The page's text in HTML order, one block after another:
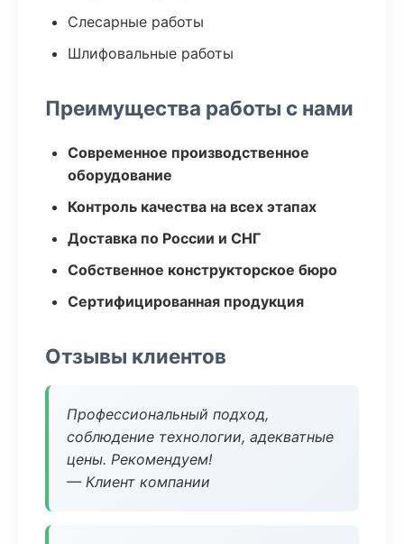
Слесарные работы
Шлифовальные работы
Преимущества работы с нами
Современное производственное
оборудование
Контроль качества на всех этапах
Доставка по России и СНГ
Собственное конструкторское бюро
Сертифицированная продукция
Отзывы клиентов
Профессиональный подход,
соблюдение технологии, адекватные
цены. Рекомендуем!
— Клиент компании